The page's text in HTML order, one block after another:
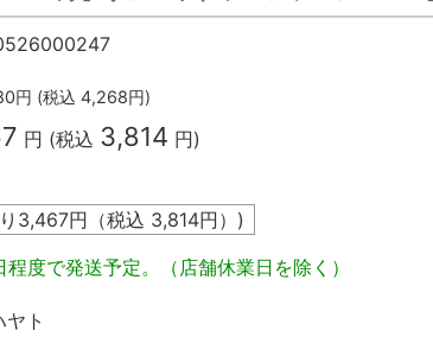
円 (税込 4,268円)
円 (税込 3,814 円)
3,467円（税込 3,814円）)
度で発送予定。（店舗休業日を除く）
ト